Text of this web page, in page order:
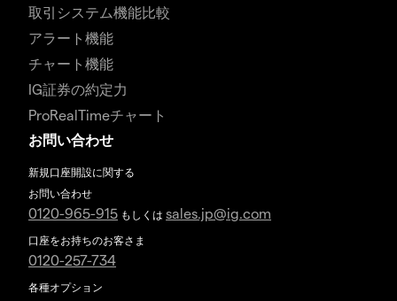
取引システム機能比較
アラート機能
チャート機能
IG証券の約定力
ProRealTimeチャート
お問い合わせ
新規口座開設に関する
お問い合わせ
0120-965-915 もしくは sales.jp@ig.com
口座をお持ちのお客さま
0120-257-734
各種オプション